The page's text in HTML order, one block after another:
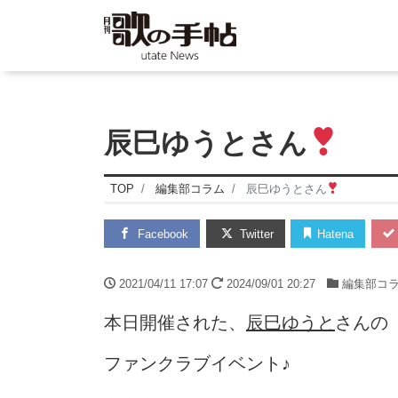
辰巳ゆうとさん
TOP 編集部コラム 辰巳ゆうとさん
Facebook Twitter Hatena
2021/04/11 17:07 2024/09/01 20:27 編集部コ
本日開催された、 辰巳ゆうと さんの
ファンクラブイベント♪